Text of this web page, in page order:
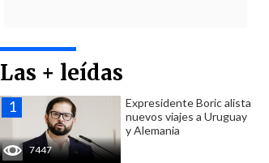
Las + leídas
7447
Expresidente Boric alista
nuevos viajes a Uruguay
y Alemania